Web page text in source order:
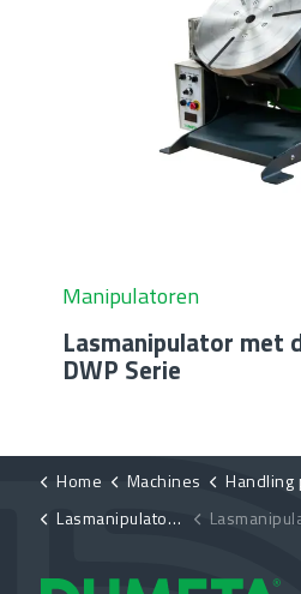
Manipulatoren
Lasmanipulator met
DWP Serie
Home Machines
Handling
Lasmanipulatoren
Lasmanipulator Hydraulisch in hoogte